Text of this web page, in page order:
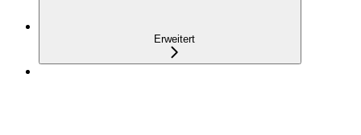
Erweitert